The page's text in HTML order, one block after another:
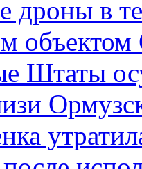
дроны в
Штаты